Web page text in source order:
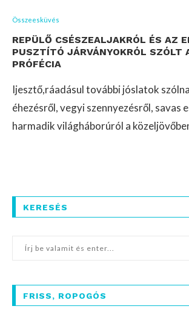
Összeesküvés
REPÜLŐ CSÉSZEALJAKRÓL ÉS AZ
PUSZTÍTÓ JÁRVÁNYOKRÓL SZÓLT
PRÓFÉCIA
Ijesztő,ráadásul további jóslatok
éhezésről, vegyi szennyezésről, savas
harmadik világháborúról a
KERESÉS
FRISS, ROPOGÓS